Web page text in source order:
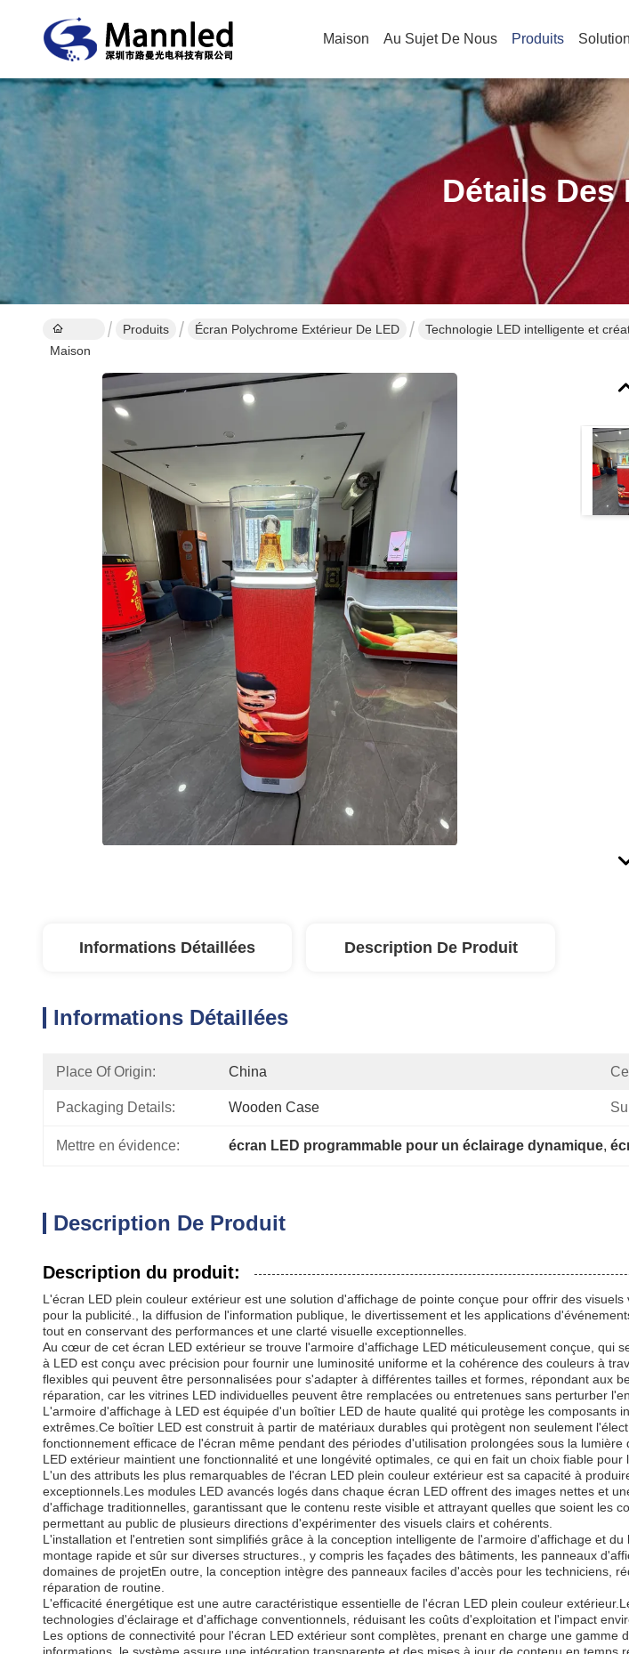
Maison Au Sujet De Nous Produits
Détails Des
Maison
Produits Écran Polychrome Extérieur De LED
Technologie LED intelligente et
Informations Détaillées Description De Produit
Informations Détaillées
Place Of Origin: China
Packaging Details: Wooden Case
Mettre en évidence: écran LED programmable pour un éclairage dynamique,
Description De Produit
Description du produit:
L'écran LED plein couleur extérieur est une solution d'affichage de pointe conçue pour offrir des
pour la publicité., la diffusion de l'information publique, le divertissement et les applications
tout en conservant des performances et une clarté visuelle exceptionnelles.
Au cœur de cet écran LED extérieur se trouve l'armoire d'affichage LED méticuleusement conçue, qui
à LED est conçu avec précision pour fournir une luminosité uniforme et la cohérence des couleurs à
flexibles qui peuvent être personnalisées pour s'adapter à différentes tailles et formes, répondant aux
réparation, car les vitrines LED individuelles peuvent être remplacées ou entretenues sans perturber
L'armoire d'affichage à LED est équipée d'un boîtier LED de haute qualité qui protège les
extrêmes.Ce boîtier LED est construit à partir de matériaux durables qui protègent non seulement
fonctionnement efficace de l'écran même pendant des périodes d'utilisation prolongées sous la
LED extérieur maintient une fonctionnalité et une longévité optimales, ce qui en fait un choix fiable
L'un des attributs les plus remarquables de l'écran LED plein couleur extérieur est sa capacité à
exceptionnels.Les modules LED avancés logés dans chaque écran LED offrent des images nettes et
d'affichage traditionnelles, garantissant que le contenu reste visible et attrayant quelles que soient les
permettant au public de plusieurs directions d'expérimenter des visuels clairs et cohérents.
L'installation et l'entretien sont simplifiés grâce à la conception intelligente de l'armoire d'affichage et
montage rapide et sûr sur diverses structures., y compris les façades des bâtiments, les panneaux
domaines de projetEn outre, la conception intègre des panneaux faciles d'accès pour les techniciens,
réparation de routine.
L'efficacité énergétique est une autre caractéristique essentielle de l'écran LED plein couleur
technologies d'éclairage et d'affichage conventionnels, réduisant les coûts d'exploitation et l'impact
Les options de connectivité pour l'écran LED extérieur sont complètes, prenant en charge une